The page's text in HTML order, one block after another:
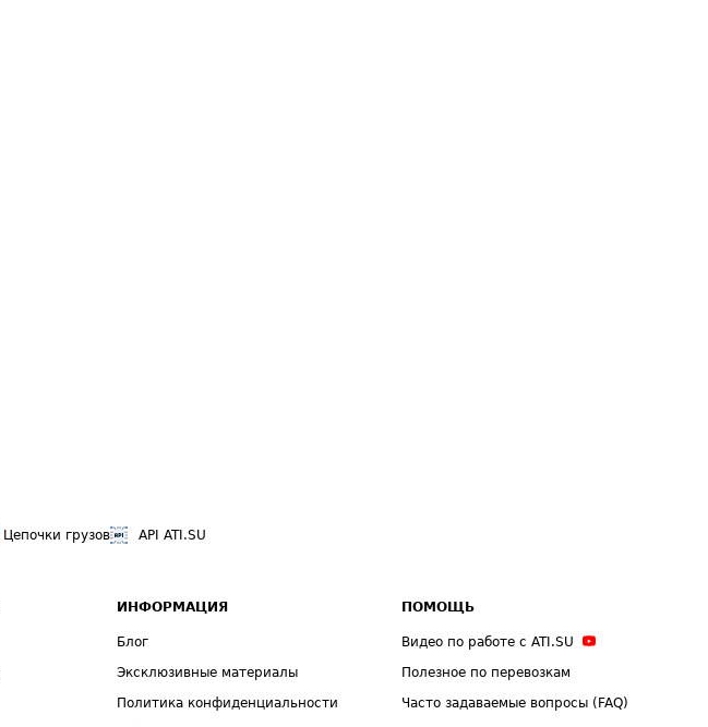
Цепочки грузов API ATI.SU
ИНФОРМАЦИЯ
Блог
Эксклюзивные материалы
Политика конфиденциальности
ПОМОЩЬ
Видео по работе с ATI.SU
Полезное по перевозкам
Часто задаваемые вопросы (FAQ)